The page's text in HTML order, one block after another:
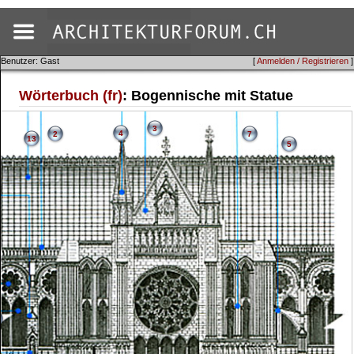
[Anmelden / Registrieren ]
Benutzer: Gast
Wörterbuch (fr): Bogennische mit Statue
2
3
4
5
7
13